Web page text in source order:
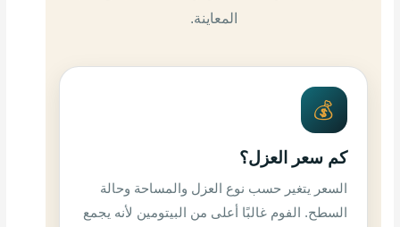
المعاينة.
💰
كم سعر العزل؟
السعر يتغير حسب نوع العزل والمساحة وحالة
السطح. الفوم غالبًا أعلى من البيتومين لأنه يجمع